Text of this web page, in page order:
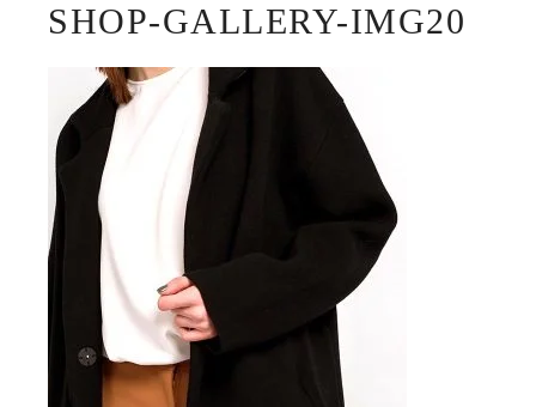
SHOP-GALLERY-IMG20